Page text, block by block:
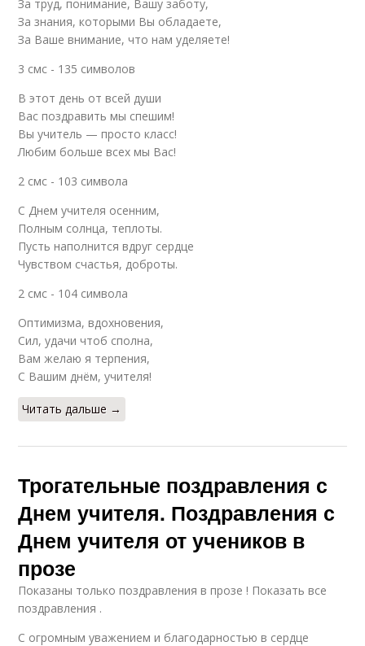
За труд, понимание, Вашу заботу,
За знания, которыми Вы обладаете,
За Ваше внимание, что нам уделяете!
3 смс - 135 символов
В этот день от всей души
Вас поздравить мы спешим!
Вы учитель — просто класс!
Любим больше всех мы Вас!
2 смс - 103 символа
С Днем учителя осенним,
Полным солнца, теплоты.
Пусть наполнится вдруг сердце
Чувством счастья, доброты.
2 смс - 104 символа
Оптимизма, вдохновения,
Сил, удачи чтоб сполна,
Вам желаю я терпения,
С Вашим днём, учителя!
Читать дальше →
Трогательные поздравления с
Днем учителя. Поздравления с
Днем учителя от учеников в
прозе
Показаны только поздравления в прозе ! Показать все
поздравления .
С огромным уважением и благодарностью в сердце